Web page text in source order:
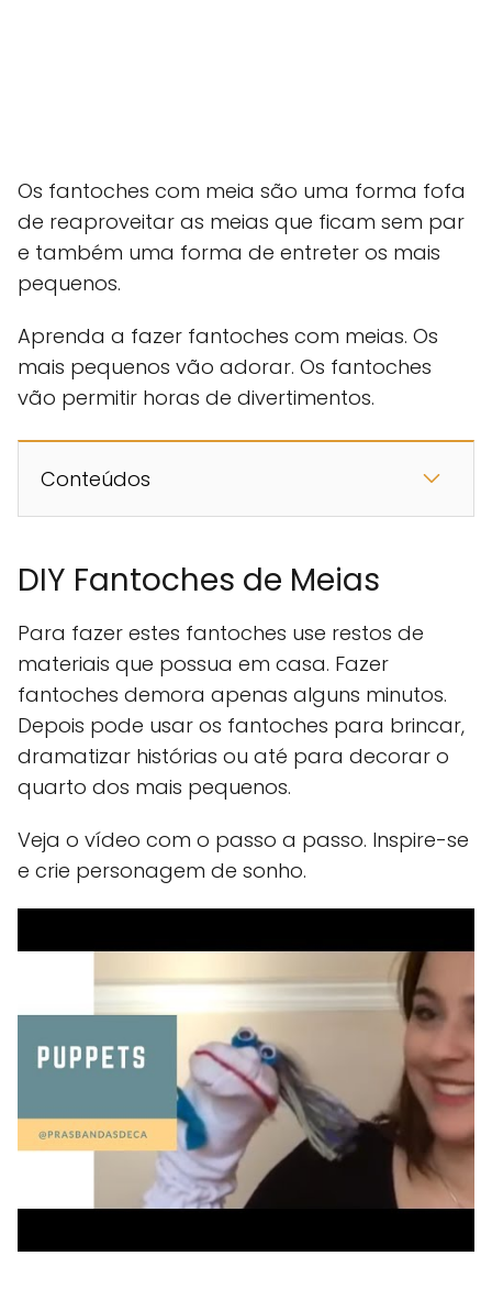
Os fantoches com meia são uma forma fofa
de reaproveitar as meias que ficam sem par
e também uma forma de entreter os mais
pequenos.
Aprenda a fazer fantoches com meias. Os
mais pequenos vão adorar. Os fantoches
vão permitir horas de divertimentos.
Conteúdos
DIY Fantoches de Meias
Para fazer estes fantoches use restos de
materiais que possua em casa. Fazer
fantoches demora apenas alguns minutos.
Depois pode usar os fantoches para brincar,
dramatizar histórias ou até para decorar o
quarto dos mais pequenos.
Veja o vídeo com o passo a passo. Inspire-se
e crie personagem de sonho.